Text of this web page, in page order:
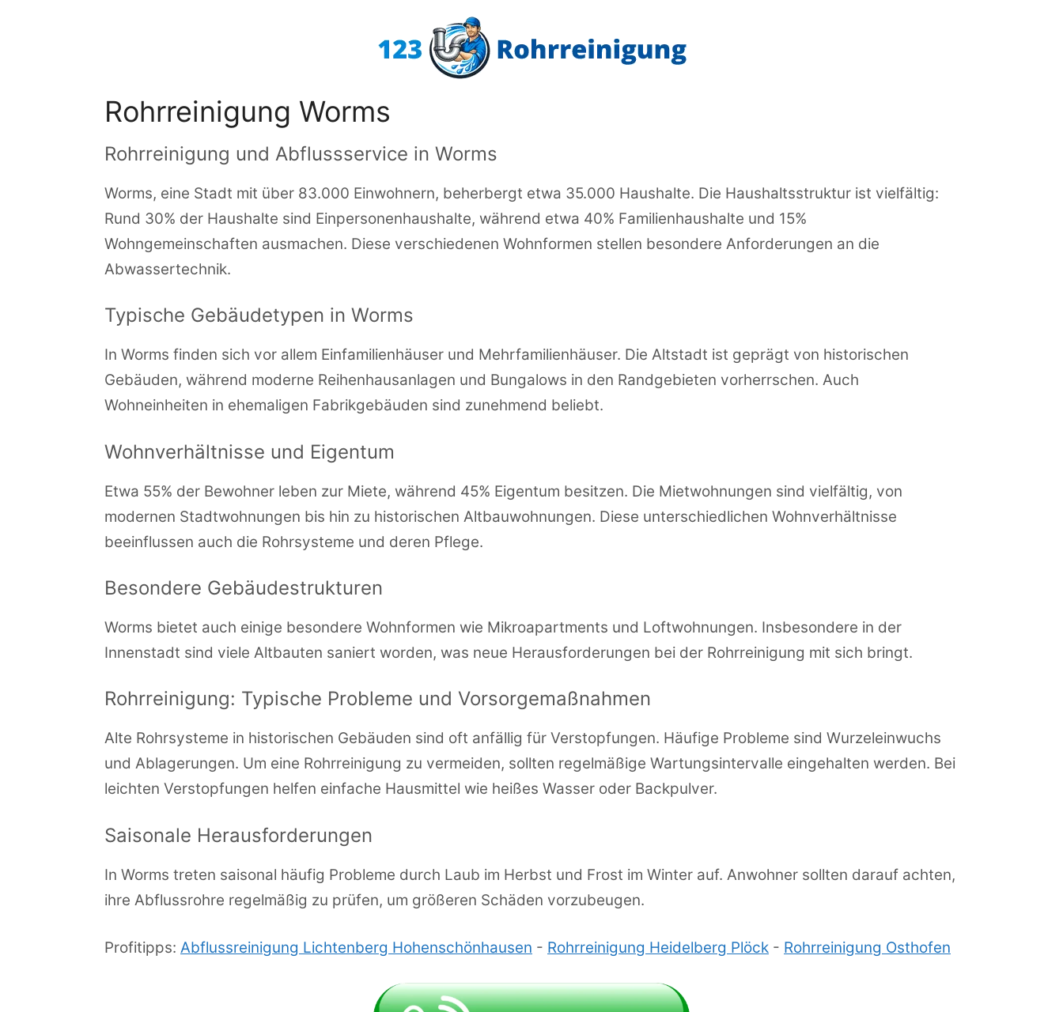
Rohrreinigung Worms
Rohrreinigung und Abflussservice in Worms
Worms, eine Stadt mit über 83.000 Einwohnern, beherbergt etwa 35.000 Haushalte. Die Haushaltsstruktur ist vielfältig:
Rund 30% der Haushalte sind Einpersonenhaushalte, während etwa 40% Familienhaushalte und 15%
Wohngemeinschaften ausmachen. Diese verschiedenen Wohnformen stellen besondere Anforderungen an die
Abwassertechnik.
Typische Gebäudetypen in Worms
In Worms finden sich vor allem Einfamilienhäuser und Mehrfamilienhäuser. Die Altstadt ist geprägt von historischen
Gebäuden, während moderne Reihenhausanlagen und Bungalows in den Randgebieten vorherrschen. Auch
Wohneinheiten in ehemaligen Fabrikgebäuden sind zunehmend beliebt.
Wohnverhältnisse und Eigentum
Etwa 55% der Bewohner leben zur Miete, während 45% Eigentum besitzen. Die Mietwohnungen sind vielfältig, von
modernen Stadtwohnungen bis hin zu historischen Altbauwohnungen. Diese unterschiedlichen Wohnverhältnisse
beeinflussen auch die Rohrsysteme und deren Pflege.
Besondere Gebäudestrukturen
Worms bietet auch einige besondere Wohnformen wie Mikroapartments und Loftwohnungen. Insbesondere in der
Innenstadt sind viele Altbauten saniert worden, was neue Herausforderungen bei der Rohrreinigung mit sich bringt.
Rohrreinigung: Typische Probleme und Vorsorgemaßnahmen
Alte Rohrsysteme in historischen Gebäuden sind oft anfällig für Verstopfungen. Häufige Probleme sind Wurzeleinwuchs
und Ablagerungen. Um eine Rohrreinigung zu vermeiden, sollten regelmäßige Wartungsintervalle eingehalten werden. Bei
leichten Verstopfungen helfen einfache Hausmittel wie heißes Wasser oder Backpulver.
Saisonale Herausforderungen
In Worms treten saisonal häufig Probleme durch Laub im Herbst und Frost im Winter auf. Anwohner sollten darauf achten,
ihre Abflussrohre regelmäßig zu prüfen, um größeren Schäden vorzubeugen.
Profitipps: Abflussreinigung Lichtenberg Hohenschönhausen - Rohrreinigung Heidelberg Plöck - Rohrreinigung Osthofen